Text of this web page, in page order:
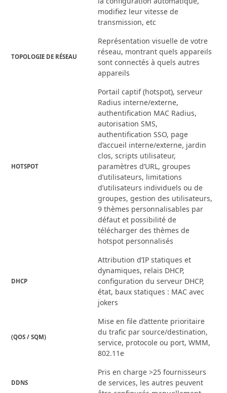
modifiez leur vitesse de
transmission, etc
TOPOLOGIE DE RÉSEAU
Représentation visuelle de votre
réseau, montrant quels appareils
sont connectés à quels autres
appareils
HOTSPOT
Portail captif (hotspot), serveur
Radius interne/externe,
authentification MAC Radius,
autorisation SMS,
authentification SSO, page
d’accueil interne/externe, jardin
clos, scripts utilisateur,
paramètres d’URL, groupes
d’utilisateurs, limitations
d’utilisateurs individuels ou de
groupes, gestion des utilisateurs,
9 thèmes personnalisables par
défaut et possibilité de
télécharger des thèmes de
hotspot personnalisés
DHCP
Attribution d’IP statiques et
dynamiques, relais DHCP,
configuration du serveur DHCP,
état, baux statiques : MAC avec
jokers
(QOS / SQM)
Mise en file d’attente prioritaire
du trafic par source/destination,
service, protocole ou port, WMM,
802.11e
DDNS
Pris en charge >25 fournisseurs
de services, les autres peuvent